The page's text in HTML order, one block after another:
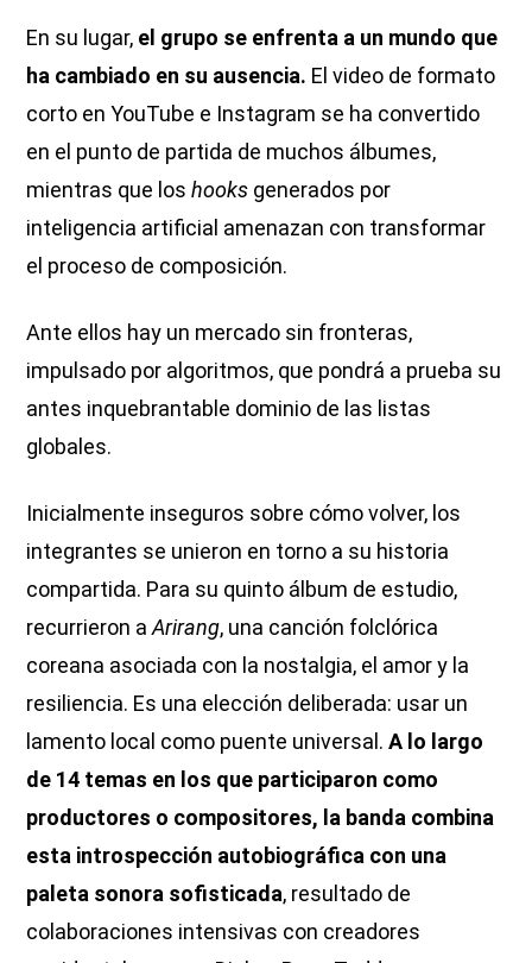
En su lugar, el grupo se enfrenta a un mundo que
ha cambiado en su ausencia. El video de formato
corto en YouTube e Instagram se ha convertido
en el punto de partida de muchos álbumes,
mientras que loshooks generados por
inteligencia artificial amenazan con transformar
el proceso de composición.
Ante ellos hay un mercado sin fronteras,
impulsado por algoritmos, que pondrá a prueba su
antes inquebrantable dominio de las listas
globales.
Inicialmente inseguros sobre cómo volver, los
integrantes se unieron en torno a su historia
compartida. Para su quinto álbum de estudio,
recurrieron aArirang, una canción folclórica
coreana asociada con la nostalgia, el amor y la
resiliencia. Es una elección deliberada: usar un
lamento local como puente universal.A lo largo
de 14 temas en los que participaron como
productores o compositores, la banda combina
esta introspección autobiográfica con una
paleta sonora sofisticada, resultado de
colaboraciones intensivas con creadores